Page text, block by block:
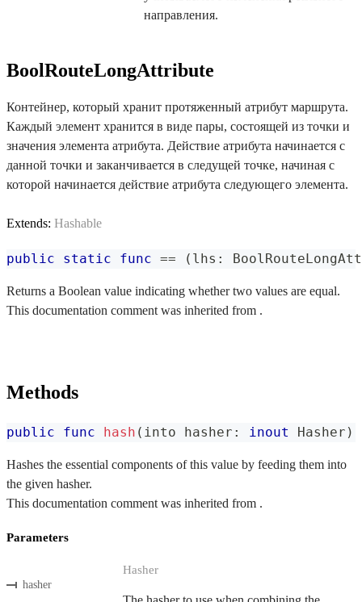
направления.
BoolRouteLongAttribute
Контейнер, который хранит протяженный атрибут маршрута.
Каждый элемент хранится в виде пары, состоящей из точки и
значения элемента атрибута. Действие атрибута начинается с
данной точки и заканчивается в следущей точке, начиная с
которой начинается действие атрибута следующего элемента.
Extends: Hashable
public static func == ( lhs :
Returns a Boolean value indicating whether two values are equal.
This documentation comment was inherited from .
Methods
public func hash ( into hasher : inout Hasher )
Hashes the essential components of this value by feeding them into
the given hasher.
This documentation comment was inherited from .
Parameters
hasher
Hasher